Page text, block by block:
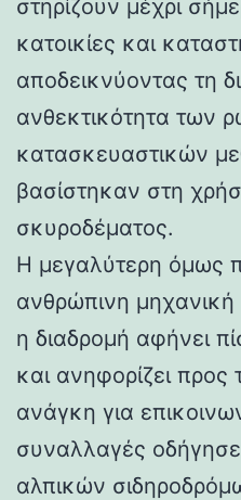
στηρίζουν μέχρι
κατοικίες και
αποδεικνύοντας τη
ανθεκτικότητα των
κατασκευαστικών
βασίστηκαν στη
σκυροδέματος.
Η μεγαλύτερη όμως
ανθρώπινη
η διαδρομή αφήνει
και ανηφορίζει προς
ανάγκη για
συναλλαγές
αλπικών